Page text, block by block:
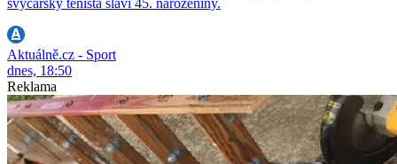
Aktuálně.cz - Sport
dnes, 18:50
Reklama